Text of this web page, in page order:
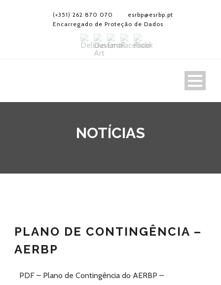
(+351) 262 870 070
esrbp@esrbp.pt
Encarregado de Proteção de Dados
NOTÍCIAS
PLANO DE CONTINGÊNCIA –
AERBP
PDF – Plano de Contingência do AERBP –